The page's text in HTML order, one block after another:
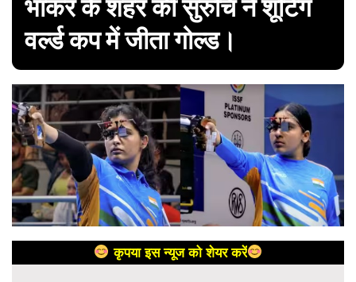
भाकर के शहर की सुरुचि ने शूटिंग
वर्ल्ड कप में जीता गोल्ड।
कृपया इस न्यूज को शेयर करें